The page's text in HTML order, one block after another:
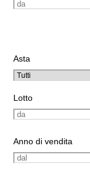
Asta
Lotto
Anno di vendita